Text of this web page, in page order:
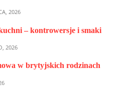
2026
– kontrowersje i smaki
2026
w brytyjskich rodzinach